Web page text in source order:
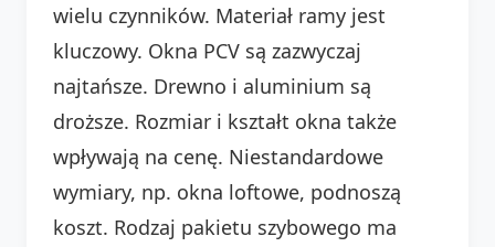
wielu czynników. Materiał ramy jest
kluczowy. Okna PCV są zazwyczaj
najtańsze. Drewno i aluminium są
droższe. Rozmiar i kształt okna także
wpływają na cenę. Niestandardowe
wymiary, np. okna loftowe, podnoszą
koszt. Rodzaj pakietu szybowego ma